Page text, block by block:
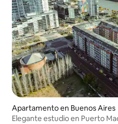
Apartamento en Buenos Aires
Elegante estudio en Puerto